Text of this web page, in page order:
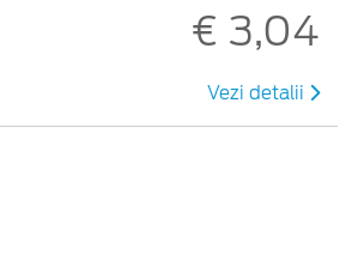
€ 3,04
Vezi detalii